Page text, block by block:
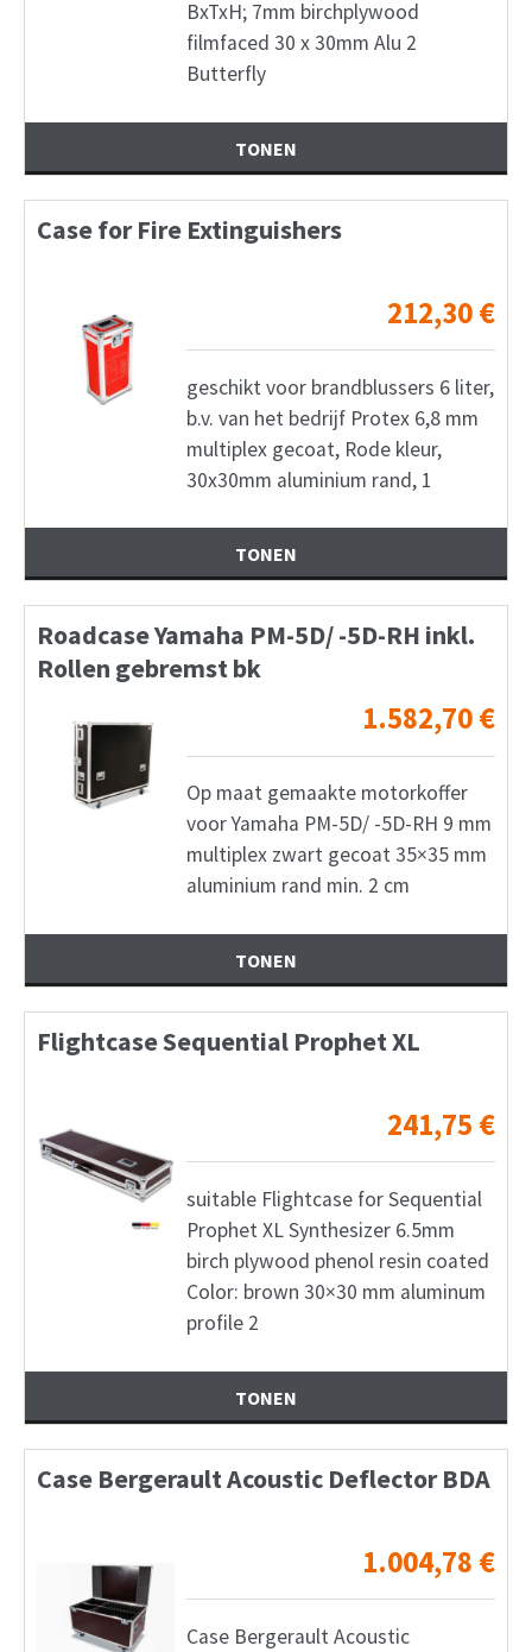
BxTxH; 7mm birchplywood
filmfaced 30 x 30mm Alu 2
Butterfly
TONEN
Case for Fire Extinguishers
212,30€
geschikt voor brandblussers 6 liter,
b.v. van het bedrijf Protex 6,8 mm
multiplex gecoat, Rode kleur,
30x30mm aluminium rand, 1
TONEN
Roadcase Yamaha PM-5D/ -5D-RH inkl.
Rollen gebremst bk
1.582,70€
Op maat gemaakte motorkoffer
voor Yamaha PM-5D/ -5D-RH 9 mm
multiplex zwart gecoat 35×35 mm
aluminium rand min. 2 cm
TONEN
Flightcase Sequential Prophet XL
241,75 €
suitable Flightcase for Sequential
Prophet XL Synthesizer 6.5mm
birch plywood phenol resin coated
Color: brown 30×30 mm aluminum
profile 2
TONEN
Case Bergerault Acoustic Deflector BDA
1.004,78 €
Case Bergerault Acoustic